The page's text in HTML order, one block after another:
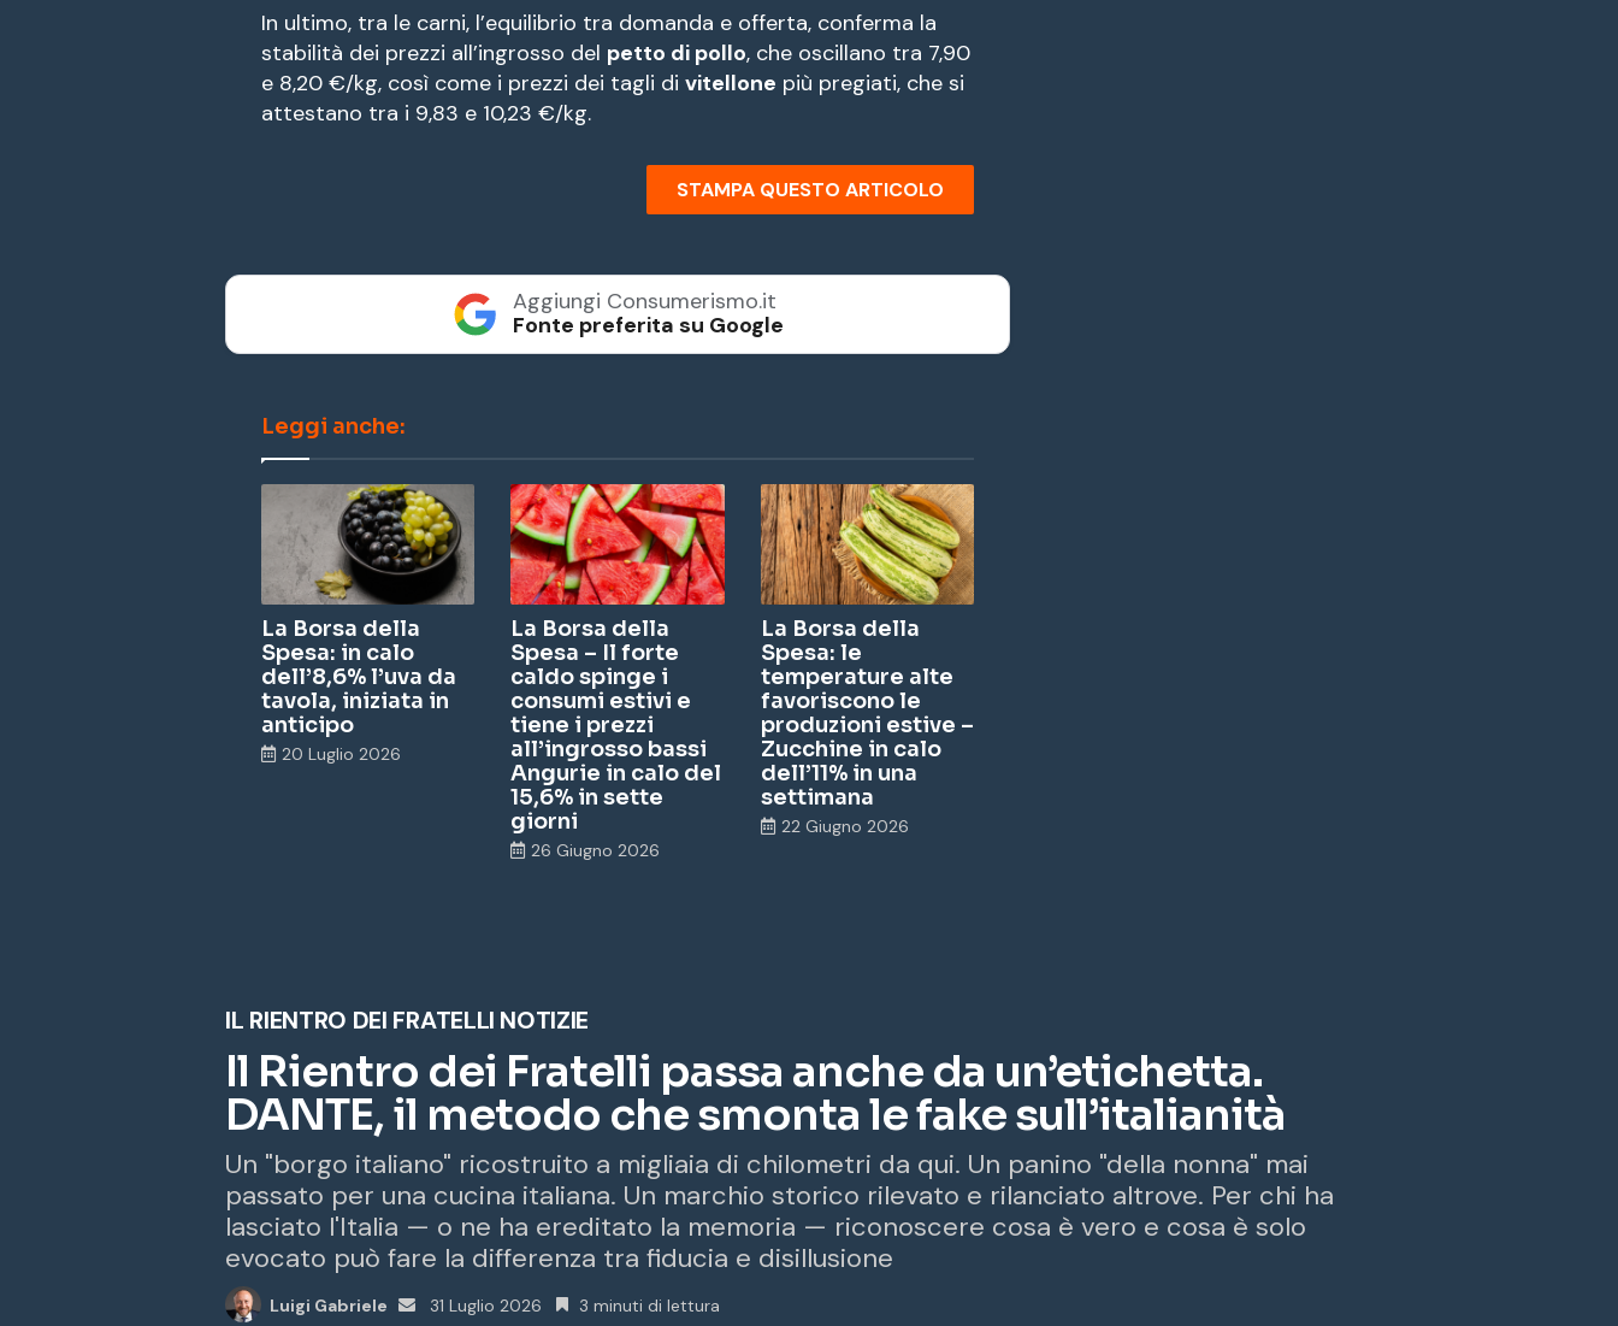
In ultimo, tra le carni, l’equilibrio tra domanda e offerta, conferma la
stabilità dei prezzi all’ingrosso del petto di pollo, che oscillano tra 7,90
e 8,20 €/kg, così come i prezzi dei tagli di vitellone più pregiati, che si
attestano tra i 9,83 e 10,23 €/kg.
STAMPA QUESTO ARTICOLO
Aggiungi Consumerismo.it
Fonte preferita su Google
Leggi anche:
La Borsa della
Spesa: in calo
dell’8,6% l’uva da
tavola, iniziata in
anticipo
20 Luglio 2026
La Borsa della
Spesa – Il forte
caldo spinge i
consumi estivi e
tiene i prezzi
all’ingrosso bassi
Angurie in calo del
15,6% in sette
giorni
26 Giugno 2026
La Borsa della
Spesa: le
temperature alte
favoriscono le
produzioni estive –
Zucchine in calo
dell’11% in una
settimana
22 Giugno 2026